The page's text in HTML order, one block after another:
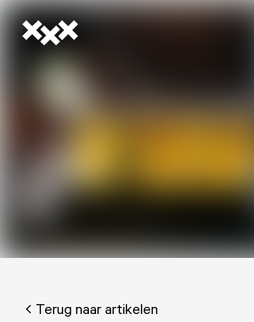
Terug naar artikelen